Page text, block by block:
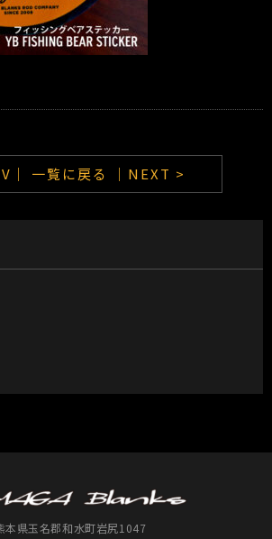
｜ 一覧に戻る ｜NEXT >
本県玉名郡和水町岩尻1047